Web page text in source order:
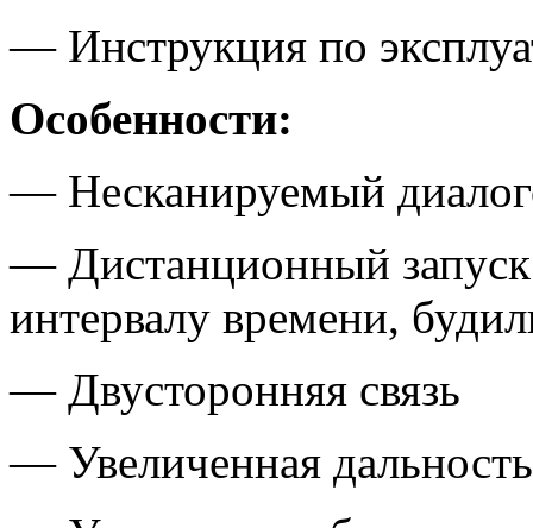
— Инструкция по
Особенности:
— Несканируемый
— Дистанционный запуск
интервалу времени,
— Двусторонняя связь
— Увеличенная